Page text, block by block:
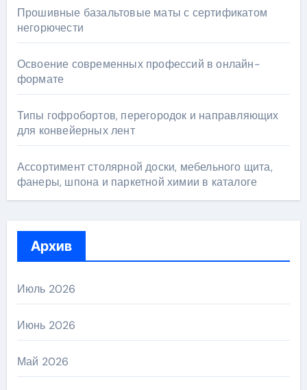
Прошивные базальтовые маты с сертификатом
негорючести
Освоение современных профессий в онлайн-
формате
Типы гофробортов, перегородок и направляющих
для конвейерных лент
Ассортимент столярной доски, мебельного щита,
фанеры, шпона и паркетной химии в каталоге
Архив
Июль 2026
Июнь 2026
Май 2026